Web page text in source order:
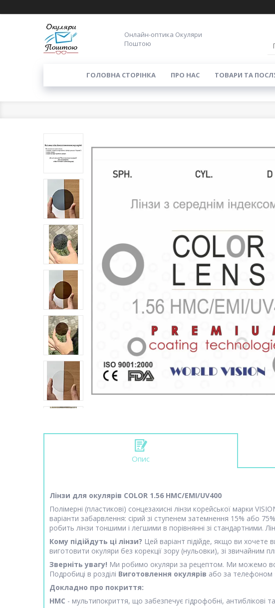
Онлайн-оптика Окуляри
Поштою
ГОЛОВНА СТОРІНКА ПРО НАС ТОВАРИ ТА
Опис
Лінзи для окулярів COLOR 1.56 HMC/EMI/UV400
Полімерні (пластикові) сонцезахисні лінзи корейської марки
варіанти забарвлення: сірий зі ступенем затемнення 15% або
робить лінзи тоншими і легшими в порівнянні зі стандартними.
Кому підійдуть ці лінзи? Цей варіант підійде, якщо ви хочете
виготовити окуляри без корекції зору (нульовки), зі звичайним
Зверніть увагу! Ми робимо окуляри за рецептом. Ми можемо
Подробиці в розділі Виготовлення окулярів або за телефоном
Докладно про покриття:
HMC - мультипокриття, що забезпечує гідрофобні, антиблікові